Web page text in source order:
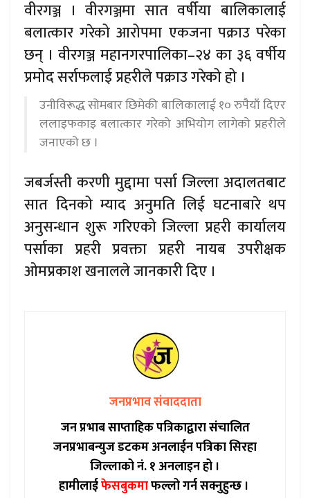
वीरगञ्ज । वीरगञ्जमा सात वर्षीया बालिकालाई
बलात्कार गरेको आरोपमा एकजना पक्राउ परेका
छन् । वीरगञ्ज महानगरपालिका–२४ का ३६ वर्षीय
प्रमोद सर्राफलाई प्रहरीले पक्राउ गरेको हो ।
उनीविरूद्ध सोमबार छिमेकी बालिकालाई १० रुपैयाँ दिएर
ललाइफकाइ बलात्कार गरेको अभियोग लागेको प्रहरीले
जनाएको छ ।
जबर्जस्ती करणी मुद्दामा पर्सा जिल्ला अदालतबाट
सात दिनको म्याद अनुमति लिई घटनाबारे थप
अनुसन्धान शुरू गरिएको जिल्ला प्रहरी कार्यालय
पर्साका प्रहरी प्रवक्ता प्रहरी नायब उपरीक्षक
ओमप्रकाश खनालले जानकारी दिए ।
जनप्रभाव संवाददाता
जन प्रभाब साप्ताहिक पत्रिकाद्वारा संचालित
जनप्रभाबन्युज डटकम अनलाईन पत्रिका सिरहा
जिल्लाको नं. १ अनलाइन हो ।
हामीलाईफेसबुकमाफल्लो गर्न सक्नुहुन्छ ।